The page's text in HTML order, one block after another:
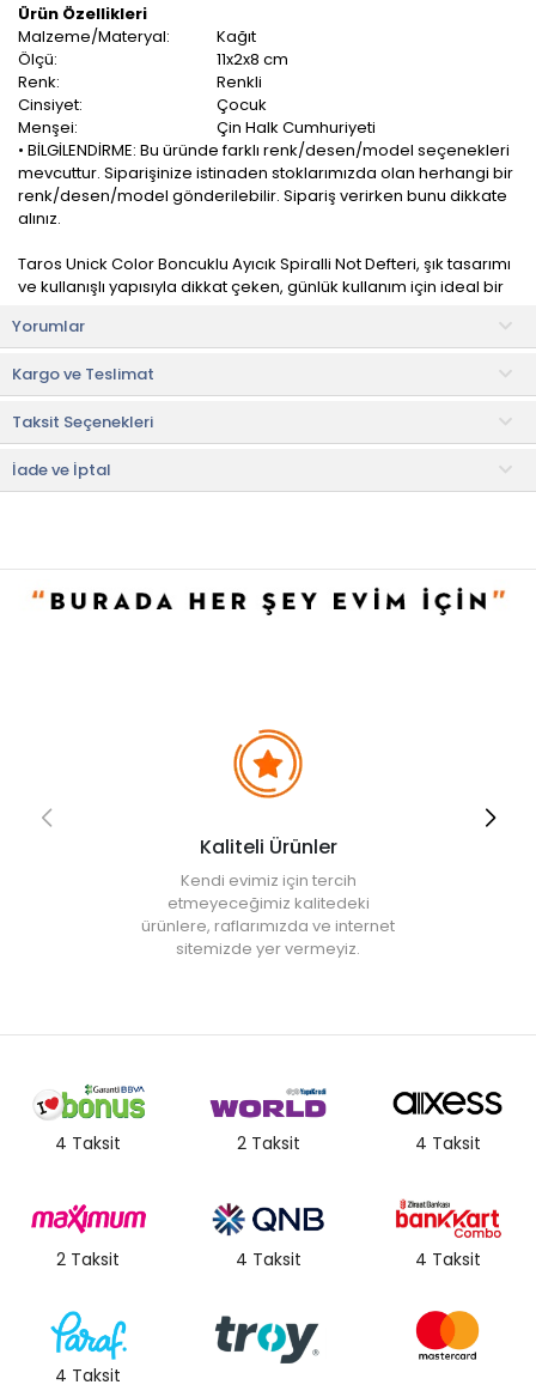
Ürün Özellikleri
Malzeme/Materyal:
Kağıt
Ölçü:
11x2x8 cm
Renk:
Renkli
Cinsiyet:
Çocuk
Menşei:
Çin Halk Cumhuriyeti
• BİLGİLENDİRME: Bu üründe farklı renk/desen/model seçenekleri
mevcuttur. Siparişinize istinaden stoklarımızda olan herhangi bir
renk/desen/model gönderilebilir. Sipariş verirken bunu dikkate
alınız.
Taros Unick Color Boncuklu Ayıcık Spiralli Not Defteri, şık tasarımı
ve kullanışlı yapısıyla dikkat çeken, günlük kullanım için ideal bir
Dayanıklı ve kaliteli malzemelerden üretilmiştir. İnce kağıt yapısı,
kalemlerinizi rahatlıkla kullanmanızı sağlar ve mürekkebin iz
bırakmasını engeller.
İş notları, günlük, toplantı notları veya kişisel düşünceler için
idealdir. Ofiste, okulda veya seyahatlerde kullanılabilir.
Yorumlar
Kargo ve Teslimat
Taksit Seçenekleri
İade ve İptal
Kaliteli Ürünler
Kendi evimiz için tercih
etmeyeceğimiz kalitedeki
ürünlere, raflarımızda ve internet
sitemizde yer vermeyiz.
4 Taksit 2 Taksit 4 Taksit
2 Taksit 4 Taksit 4 Taksit
4 Taksit